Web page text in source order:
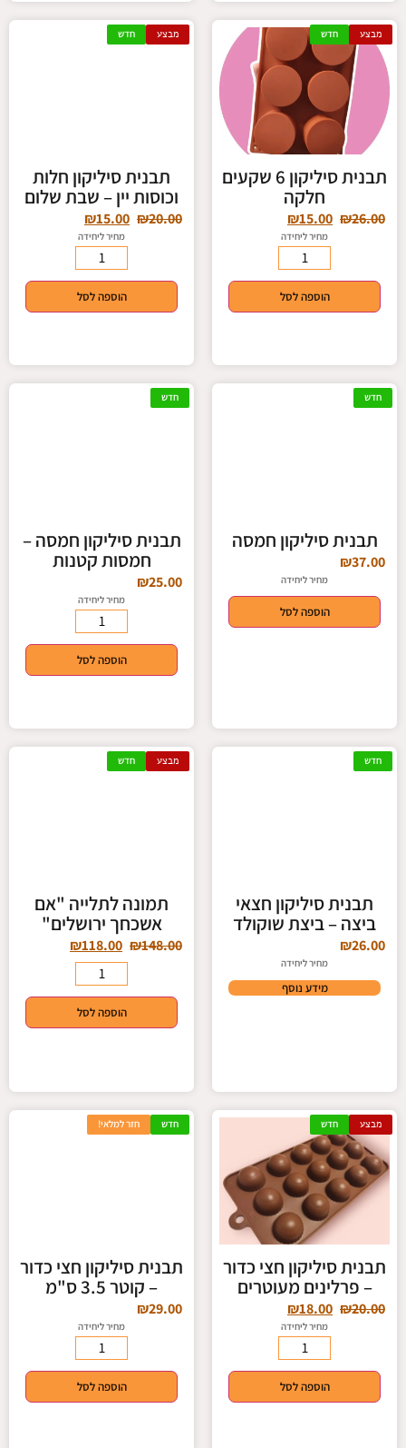
מבצע חדש
תבנית סיליקון 6 שקעים
חלקה
₪26.00
₪15.00
מחיר ליחידה
הוספה לסל
מבצע חדש
תבנית סיליקון חלות
וכוסות יין – שבת שלום
₪20.00
₪15.00
מחיר ליחידה
הוספה לסל
חדש
תבנית סיליקון חמסה
₪37.00
מחיר ליחידה
הוספה לסל
חדש
תבנית סיליקון חמסה –
חמסות קטנות
₪25.00
מחיר ליחידה
הוספה לסל
חדש
תבנית סיליקון חצאי
ביצה – ביצת שוקולד
₪26.00
מחיר ליחידה
מידע נוסף
מבצע חדש
תמונה לתלייה "אם
אשכחך ירושלים"
₪148.00
₪118.00
הוספה לסל
מבצע חדש
תבנית סיליקון חצי כדור
– פרלינים מעוטרים
₪20.00
₪18.00
מחיר ליחידה
הוספה לסל
חדש חזר למלאי!
תבנית סיליקון חצי כדור
– קוטר 3.5 ס"מ
₪29.00
מחיר ליחידה
הוספה לסל